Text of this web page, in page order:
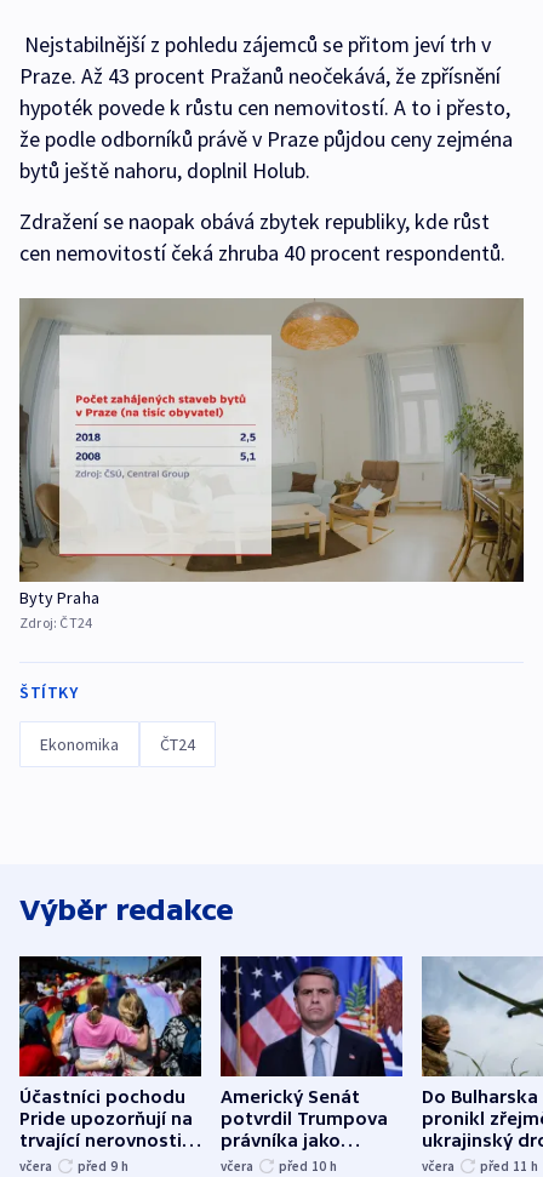
Nejstabilnější z pohledu zájemců se přitom jeví trh v
Praze. Až 43 procent Pražanů neočekává, že zpřísnění
hypoték povede k růstu cen nemovitostí. A to i přesto,
že podle odborníků právě v Praze půjdou ceny zejména
bytů ještě nahoru, doplnil Holub.
Zdražení se naopak obává zbytek republiky, kde růst
cen nemovitostí čeká zhruba 40 procent respondentů.
Byty Praha
Zdroj: ČT24
ŠTÍTKY
Ekonomika ČT24
Výběr redakce
Účastníci pochodu
Pride upozorňují na
trvající nerovnosti i
společenskou
včera před 9 h
Americký Senát
potvrdil Trumpova
právníka jako
ministra
včera před 10 h
Do Bulharska
pronikl
ukrajinský
explodoval
včera před 11 h